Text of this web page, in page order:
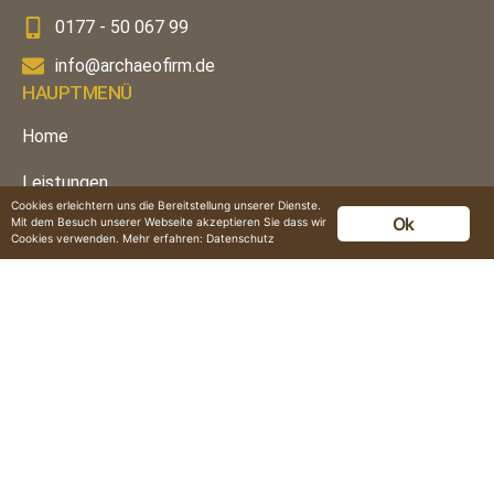
0177 - 50 067 99
info@archaeofirm.de
HAUPTMENÜ
Home
Leistungen
Über uns Ok
Cookies erleichtern uns die Bereitstellung unserer Dienste.
Mit dem Besuch unserer Webseite akzeptieren Sie dass wir
Cookies verwenden. Mehr erfahren: Datenschutz